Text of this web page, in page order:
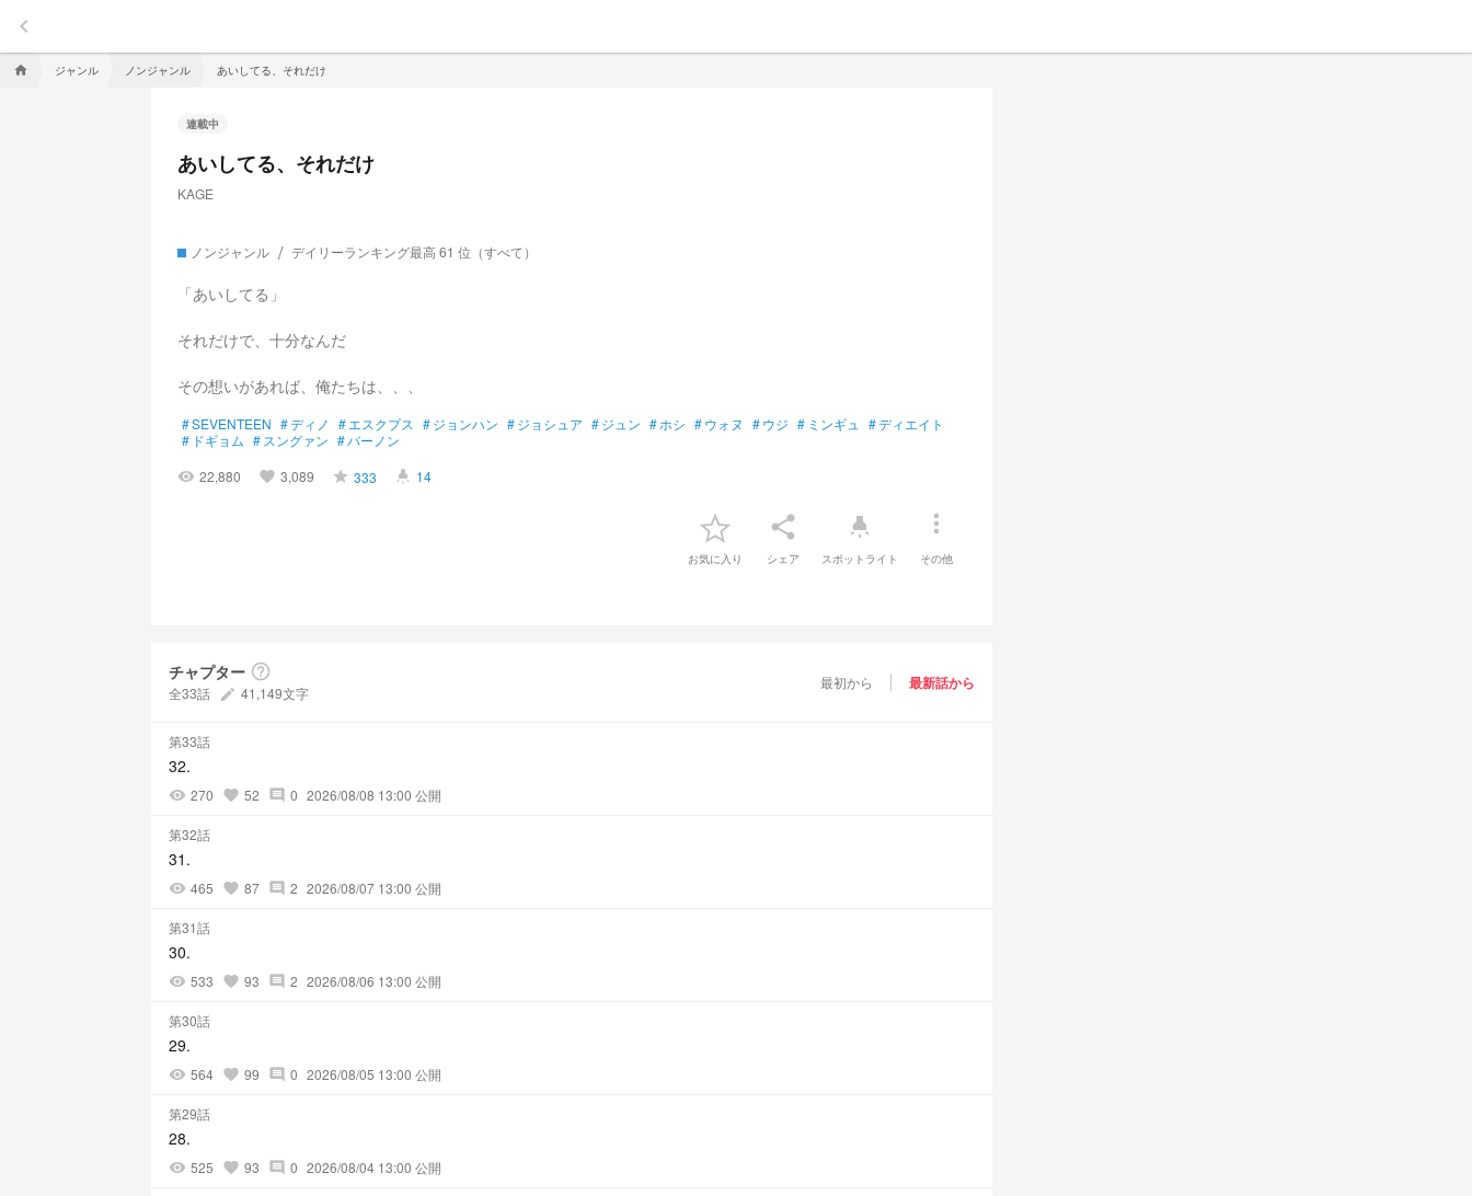
keyboard_arrow_left
home ジャンル ノンジャンル あいしてる、それだけ
連載中
あいしてる、それだけ
KAGE
ノンジャンル デイリーランキング最高 61 位（すべて）
「あいしてる」
それだけで、十分なんだ
その想いがあれば、俺たちは、、、
#SEVENTEEN #ディノ #エスクプス #ジョンハン #ジョシュア #ジュン #ホシ #ウォヌ #ウジ # ミンギュ #ディエイト
# ドギョム # スングァン #バーノン
visibility 22,880 favorite 3,089 grade 333 highlight 14
お気に入り
share
シェア
highlight
スポットライト
more_vert
その他
チャプター help_outline
全33話 create 41,149文字
最初から 最新話から
第33話
32.
visibility 270 favorite 52 comment 0 2026/08/08 13:00 公開
第32話
31.
visibility 465 favorite 87 comment 2 2026/08/07 13:00 公開
第31話
30.
visibility 533 favorite 93 comment 2 2026/08/06 13:00 公開
第30話
29.
visibility 564 favorite 99 comment 0 2026/08/05 13:00 公開
第29話
28.
visibility 525 favorite 93 comment 0 2026/08/04 13:00 公開